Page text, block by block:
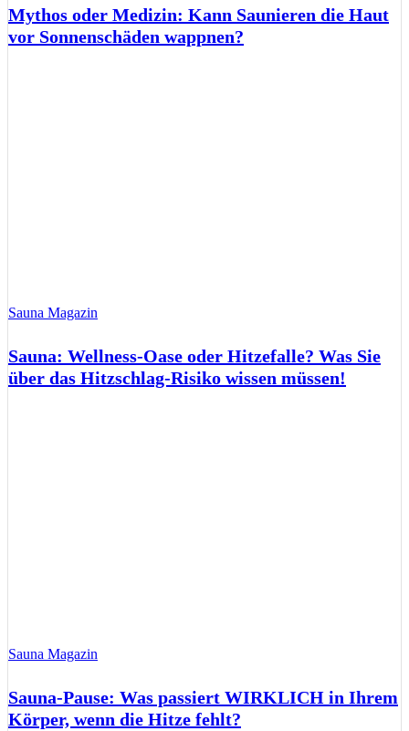
Mythos oder Medizin: Kann Saunieren die Haut
vor Sonnenschäden wappnen?
Sauna Magazin
Sauna: Wellness-Oase oder Hitzefalle? Was Sie
über das Hitzschlag-Risiko wissen müssen!
Sauna Magazin
Sauna-Pause: Was passiert WIRKLICH in Ihrem
Körper, wenn die Hitze fehlt?